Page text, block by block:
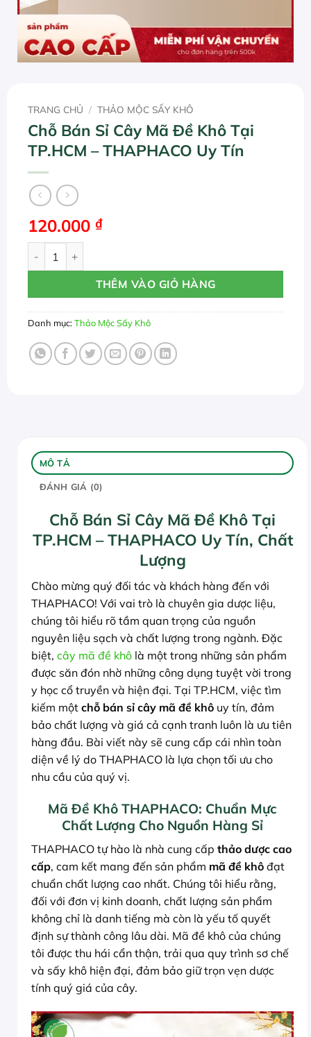
TRANG CHỦ / THẢO MỘC SẤY KHÔ
Chỗ Bán Sỉ Cây Mã Đề Khô Tại
TP.HCM – THAPHACO Uy Tín
120.000 ₫
THÊM VÀO GIỎ HÀNG
Danh mục:Thảo Mộc Sấy Khô
MÔ TẢ
ĐÁNH GIÁ (0)
Chỗ Bán Sỉ Cây Mã Đề Khô Tại
TP.HCM – THAPHACO Uy Tín, Chất
Lượng
Chào mừng quý đối tác và khách hàng đến với
THAPHACO! Với vai trò là chuyên gia dược liệu,
chúng tôi hiểu rõ tầm quan trọng của nguồn
nguyên liệu sạch và chất lượng trong ngành. Đặc
biệt, cây mã đề khô là một trong những sản phẩm
được săn đón nhờ những công dụng tuyệt vời trong
y học cổ truyền và hiện đại. Tại TP.HCM, việc tìm
kiếm một chỗ bán sỉ cây mã đề khô uy tín, đảm
bảo chất lượng và giá cả cạnh tranh luôn là ưu tiên
hàng đầu. Bài viết này sẽ cung cấp cái nhìn toàn
diện về lý do THAPHACO là lựa chọn tối ưu cho
nhu cầu của quý vị.
Mã Đề Khô THAPHACO: Chuẩn Mực
Chất Lượng Cho Nguồn Hàng Sỉ
THAPHACO tự hào là nhà cung cấp thảo dược cao
cấp, cam kết mang đến sản phẩm mã đề khô đạt
chuẩn chất lượng cao nhất. Chúng tôi hiểu rằng,
đối với đơn vị kinh doanh, chất lượng sản phẩm
không chỉ là danh tiếng mà còn là yếu tố quyết
định sự thành công lâu dài. Mã đề khô của chúng
tôi được thu hái cẩn thận, trải qua quy trình sơ chế
và sấy khô hiện đại, đảm bảo giữ trọn vẹn dược
tính quý giá của cây.